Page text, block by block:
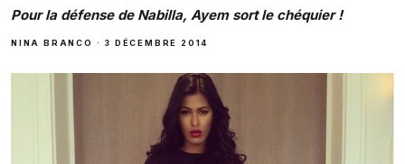
Pour la défense de Nabilla, Ayem sort le chéquier !
NINA BRANCO · 3 DÉCEMBRE 2014